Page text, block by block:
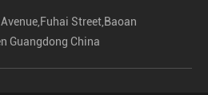
Street,Baoan
Guangdong China